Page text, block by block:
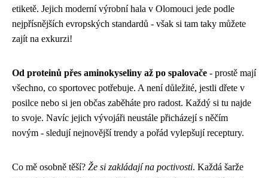
etiketě. Jejich moderní výrobní hala v Olomouci jede podle
nejpřísnějších evropských standardů - však si tam taky můžete
zajít na exkurzi!
Od proteinů přes aminokyseliny až po spalovače - prostě mají
všechno, co sportovec potřebuje. A není důležité, jestli dřete v
posilce nebo si jen občas zaběháte pro radost. Každý si tu najde
to svoje. Navíc jejich vývojáři neustále přicházejí s něčím
novým - sledují nejnovější trendy a pořád vylepšují receptury.
Co mě osobně těší? Že si zakládají na poctivosti. Každá šarže